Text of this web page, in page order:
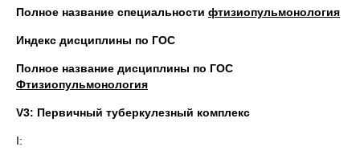
Полное название специальности фтизиопульмонология
Индекс дисциплины по ГОС
Полное название дисциплины по ГОС
Фтизиопульмонология
V3: Первичный туберкулезный комплекс
I: